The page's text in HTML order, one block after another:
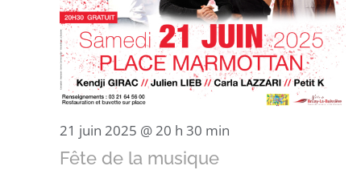
21 juin 2025 @ 20 h 30 min
Fête de la musique